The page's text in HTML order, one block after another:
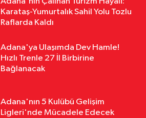
Karataş-Yumurtalık Sahil Yolu Tozlu
Raflarda Kaldı
Adana'ya Ulaşımda Dev Hamle!
Hızlı Trenle 27 İl Birbirine
Bağlanacak
Adana'nın 5 Kulübü Gelişim
Ligleri'nde Mücadele Edecek